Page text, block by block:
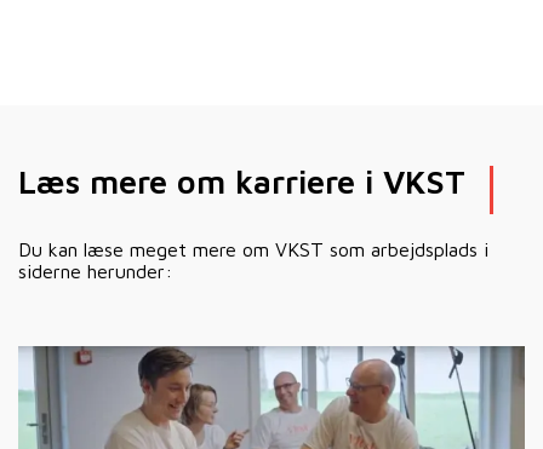
Læs mere om karriere i VKST
Du kan læse meget mere om VKST som arbejdsplads i
siderne herunder: